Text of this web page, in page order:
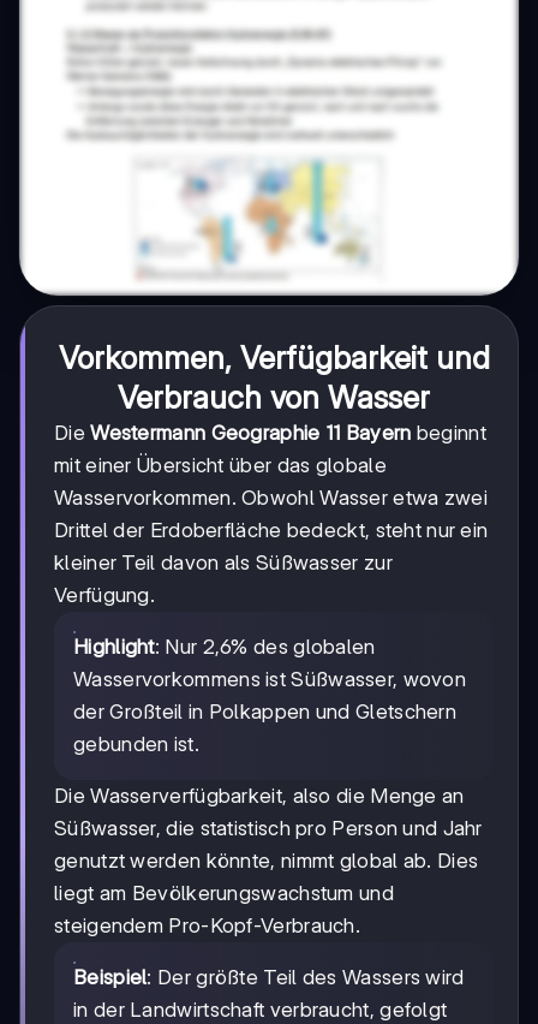
Vorkommen, Verfügbarkeit und
Verbrauch von Wasser
DieWestermann Geographie 11 Bayern beginnt
mit einer Übersicht über das globale
Wasservorkommen. Obwohl Wasser etwa zwei
Drittel der Erdoberfläche bedeckt, steht nur ein
kleiner Teil davon als Süßwasser zur
Verfügung.
Highlight: Nur 2,6% des globalen
Wasservorkommens ist Süßwasser, wovon
der Großteil in Polkappen und Gletschern
gebunden ist.
Die Wasserverfügbarkeit, also die Menge an
Süßwasser, die statistisch pro Person und Jahr
genutzt werden könnte, nimmt global ab. Dies
liegt am Bevölkerungswachstum und
steigendem Pro-Kopf-Verbrauch.
Beispiel: Der größte Teil des Wassers wird
in der Landwirtschaft verbraucht, gefolgt